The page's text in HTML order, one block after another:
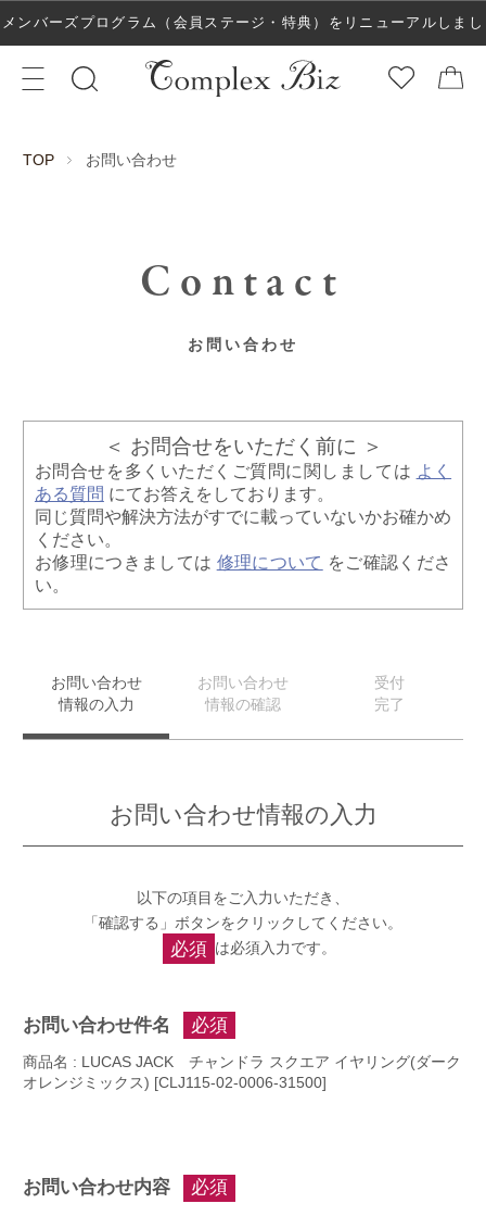
メンバーズプログラム（会員ステージ・特典）をリニューアルしまし
た！
TOP お問い合わせ
Contact
お問い合わせ
＜ お問合せをいただく前に ＞
お問合せを多くいただくご質問に関しましては よく
ある質問 にてお答えをしております。
同じ質問や解決方法がすでに載っていないかお確かめ
ください。
お修理につきましては 修理について をご確認くださ
い。
お問い合わせ
情報の入力
お問い合わせ
情報の確認
受付
完了
お問い合わせ情報の入力
以下の項目をご入力いただき、
「確認する」ボタンをクリックしてください。
必須 は必須入力です。
お問い合わせ件名 必須
商品名 : LUCAS JACK チャンドラ スクエア イヤリング(ダーク
オレンジミックス) [CLJ115-02-0006-31500]
お問い合わせ内容 必須